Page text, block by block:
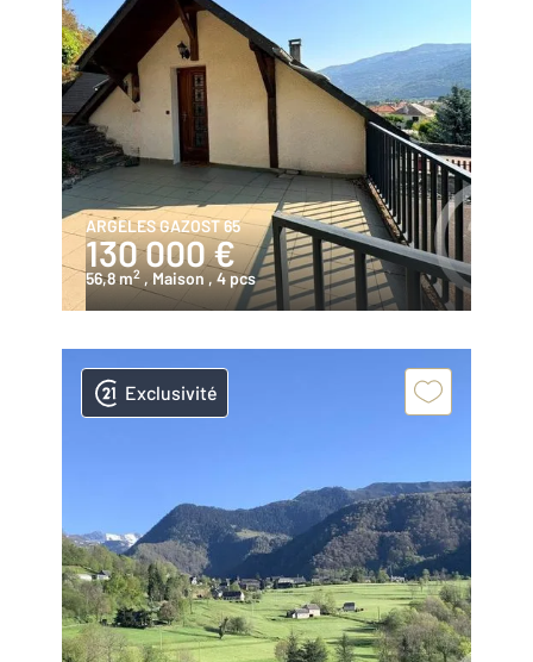
ARGELES GAZOST 65
130 000 €
56,8 m2 , Maison , 4 pcs
Exclusivité